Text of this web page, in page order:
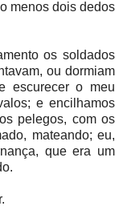
menos dois dedos
os soldados
ou dormiam
escurecer o meu
e encilhamos
pelegos, com os
mateando; eu,
que era um